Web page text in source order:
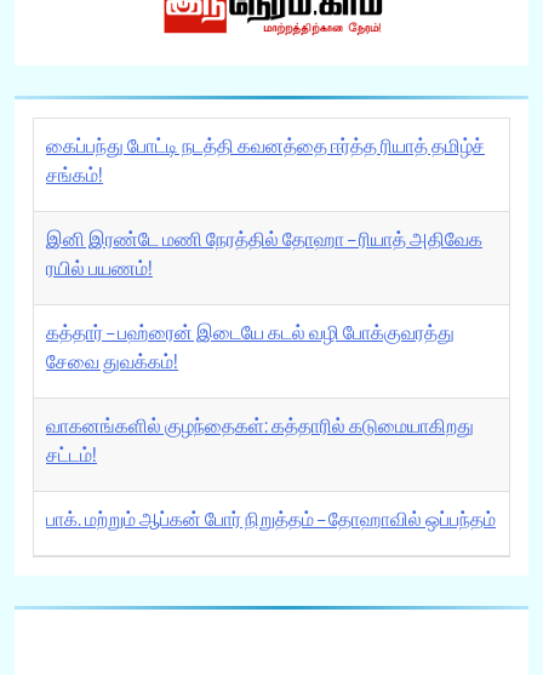
கைப்பந்து போட்டி நடத்தி கவனத்தை ஈர்த்த ரியாத் தமிழ்ச்
சங்கம்!
இனி இரண்டே மணி நேரத்தில் தோஹா – ரியாத் அதிவேக
ரயில் பயணம்!
கத்தார் – பஹ்ரைன் இடையே கடல் வழி போக்குவரத்து
சேவை துவக்கம்!
வாகனங்களில் குழந்தைகள்: கத்தாரில் கடுமையாகிறது
சட்டம்!
பாக். மற்றும் ஆப்கன் போர் நிறுத்தம் – தோஹாவில் ஒப்பந்தம்